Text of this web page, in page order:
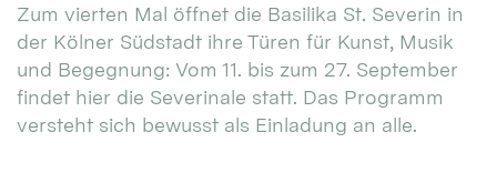
Zum vierten Mal öffnet die Basilika St. Severin in
der Kölner Südstadt ihre Türen für Kunst, Musik
und Begegnung: Vom 11. bis zum 27. September
findet hier die Severinale statt. Das Programm
versteht sich bewusst als Einladung an alle.